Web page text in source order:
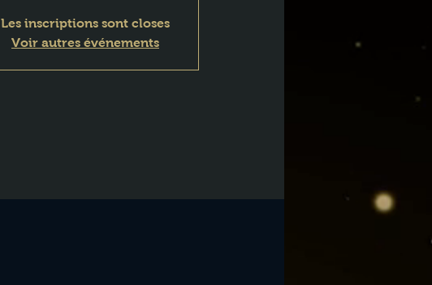
Les inscriptions sont closes
Voir autres événements